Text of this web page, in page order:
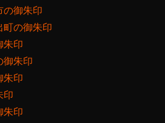
の御朱印
町の御朱印
朱印
御朱印
朱印
印
朱印